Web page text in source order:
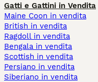
Gatti e Gattini in Vendita
Maine Coon in vendita
British in vendita
Ragdoll in vendita
Bengala in vendita
Scottish in vendita
Persiano in vendita
Siberiano in vendita